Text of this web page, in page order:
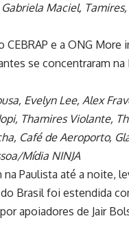
Maciel,
e a ONG More
se concentraram na
Evelyn Lee, Alex
Thamires Violante,
Café de Aeroporto,
Mídia NINJA
Paulista até a noite,
Brasil foi estendida
apoiadores de Jair